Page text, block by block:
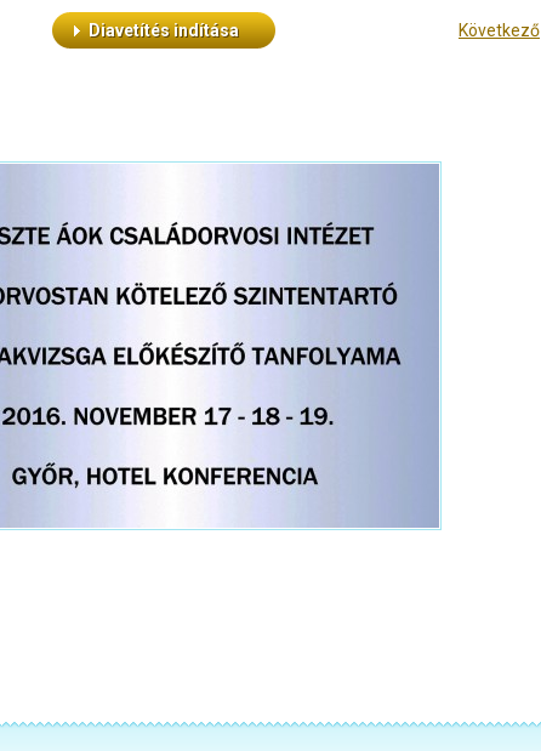
Diavetítés indítása Következő